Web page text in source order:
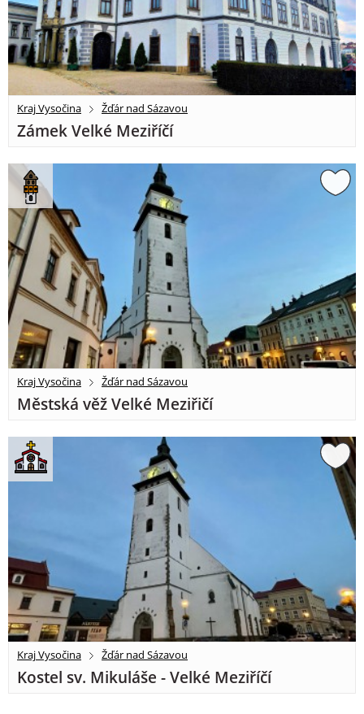
Kraj Vysočina Žďár nad Sázavou
Zámek Velké Meziříčí
Kraj Vysočina Žďár nad Sázavou
Městská věž Velké Meziřičí
Kraj Vysočina Žďár nad Sázavou
Kostel sv. Mikuláše - Velké Meziříčí